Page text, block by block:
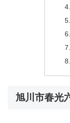
旭川市春光